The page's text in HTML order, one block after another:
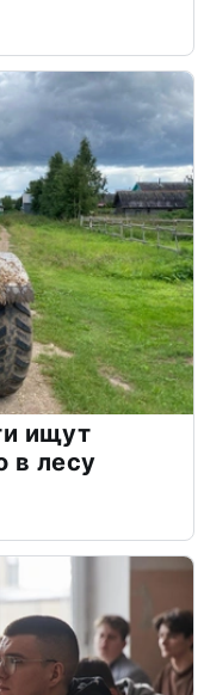
ищут
в лесу